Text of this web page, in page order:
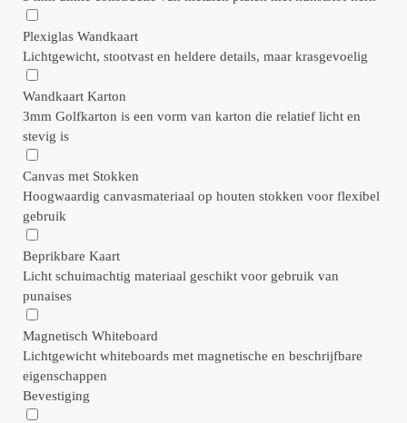
Plexiglas Wandkaart
Lichtgewicht, stootvast en heldere details, maar krasgevoelig
Wandkaart Karton
3mm Golfkarton is een vorm van karton die relatief licht en
stevig is
Canvas met Stokken
Hoogwaardig canvasmateriaal op houten stokken voor flexibel
gebruik
Beprikbare Kaart
Licht schuimachtig materiaal geschikt voor gebruik van
punaises
Magnetisch Whiteboard
Lichtgewicht whiteboards met magnetische en beschrijfbare
eigenschappen
Bevestiging